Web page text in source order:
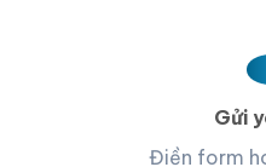
Gửi
Điền form